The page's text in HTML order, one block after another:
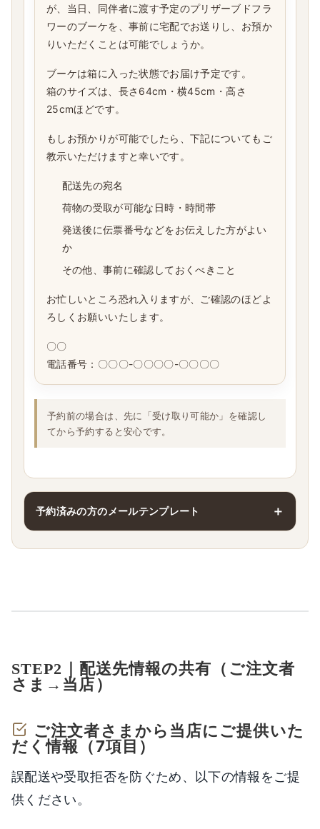
が、当日、同伴者に渡す予定のプリザーブドフラ
ワーのブーケを、事前に宅配でお送りし、お預か
りいただくことは可能でしょうか。
ブーケは箱に入った状態でお届け予定です。
箱のサイズは、長さ64cm・横45cm・高さ
25cmほどです。
もしお預かりが可能でしたら、下記についてもご
教示いただけますと幸いです。
配送先の宛名
荷物の受取が可能な日時・時間帯
発送後に伝票番号などをお伝えした方がよい
か
その他、事前に確認しておくべきこと
お忙しいところ恐れ入りますが、ご確認のほどよ
ろしくお願いいたします。
〇〇
電話番号：〇〇〇-〇〇〇〇-〇〇〇〇
予約前の場合は、先に「受け取り可能か」を確認し
てから予約すると安心です。
予約済みの方のメールテンプレート
STEP2｜配送先情報の共有（ご注文者
さま→当店）
ご注文者さまから当店にご提供いた
だく情報（7項目）
誤配送や受取拒否を防ぐため、以下の情報をご提
供ください。